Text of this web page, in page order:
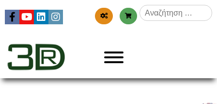
Αναζήτηση
για:
3dr